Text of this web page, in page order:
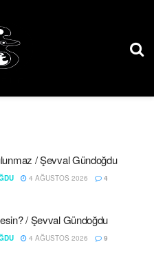
/ Şevval Gündoğdu
4 AĞUSTOS 2026 4
/ Şevval Gündoğdu
4 AĞUSTOS 2026 9